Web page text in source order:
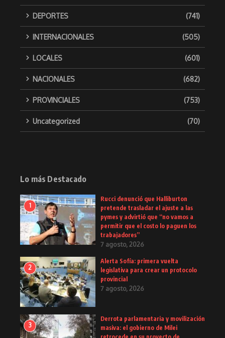
DEPORTES (741)
INTERNACIONALES (505)
LOCALES (601)
NACIONALES (682)
PROVINCIALES (753)
Uncategorized (70)
Lo más Destacado
1
Rucci denunció que Halliburton
pretende trasladar el ajuste a las
pymes y advirtió que “no vamos a
permitir que el costo lo paguen los
trabajadores”
7 agosto, 2026
2
Alerta Sofía: primera vuelta
legislativa para crear un protocolo
provincial
7 agosto, 2026
3
Derrota parlamentaria y movilización
masiva: el gobierno de Milei